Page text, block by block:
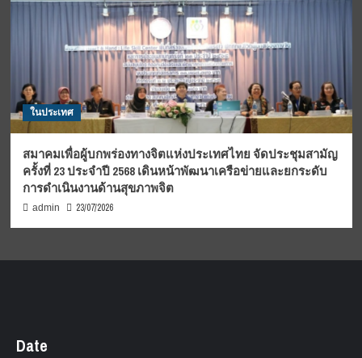
ในประเทศ
สมาคมเพื่อผู้บกพร่องทางจิตแห่งประเทศไทย จัดประชุมสามัญ
ครั้งที่ 23 ประจำปี 2568 เดินหน้าพัฒนาเครือข่ายและยกระดับ
การดำเนินงานด้านสุขภาพจิต
admin 23/07/2026
Date